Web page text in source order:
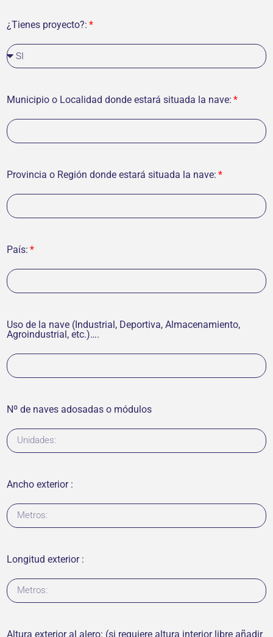
¿Tienes proyecto?:
Municipio o Localidad donde estará situada la nave:
Provincia o Región donde estará situada la nave:
País:
Uso de la nave (Industrial, Deportiva, Almacenamiento,
Agroindustrial, etc.)….
Nº de naves adosadas o módulos
Ancho exterior :
Longitud exterior :
Altura exterior al alero: (si requiere altura interior libre añadir